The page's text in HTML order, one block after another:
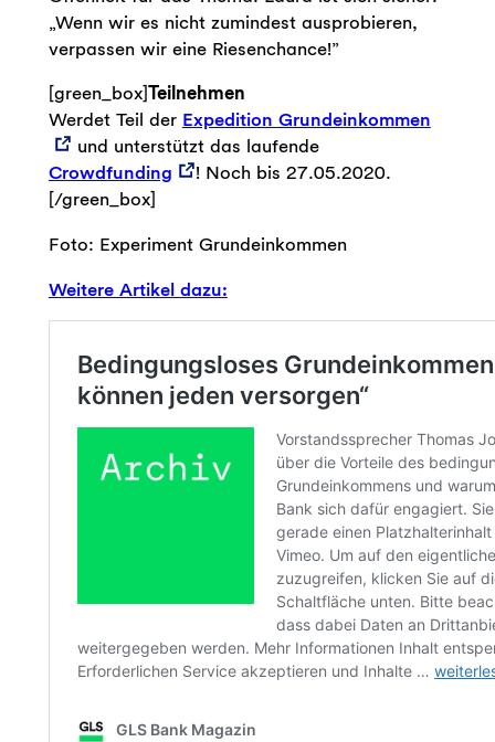
„Wenn wir es nicht zumindest ausprobieren,
verpassen wir eine Riesenchance!”
[green_box]Teilnehmen
Werdet Teil der Expedition Grundeinkommen
und unterstützt das laufende
Crowdfunding
! Noch bis 27.05.2020.
[/green_box]
Foto: Experiment Grundeinkommen
Weitere Artikel dazu: